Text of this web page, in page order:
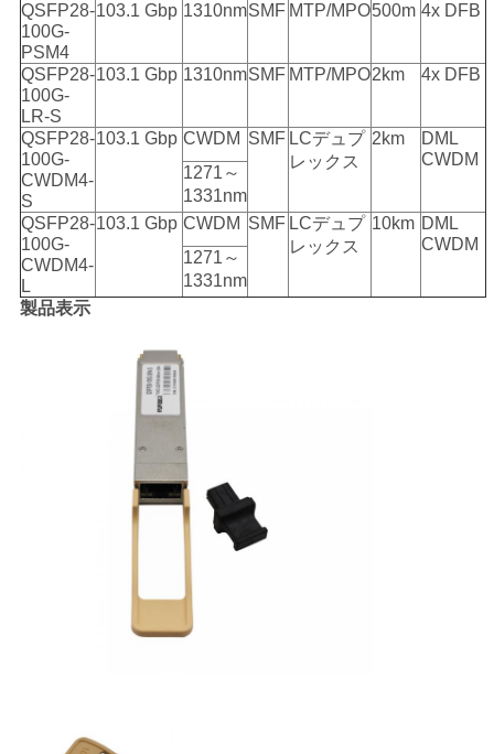
QSFP28-
100G-
PSM4
103.1 Gbp 1310nmSMF MTP/MPO500m 4x DFB
QSFP28-
100G-
LR-S
103.1 Gbp 1310nmSMF MTP/MPO2km 4x DFB
QSFP28-
100G-
CWDM4-
S
103.1 Gbp CWDM SMF LCデュプ
レックス
2km
DML
CWDM
1271～
1331nm
QSFP28-
100G-
CWDM4-
L
103.1 Gbp CWDM SMF LCデュプ
レックス
10km DML
CWDM
1271～
1331nm
製品表示